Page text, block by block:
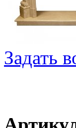
Задать